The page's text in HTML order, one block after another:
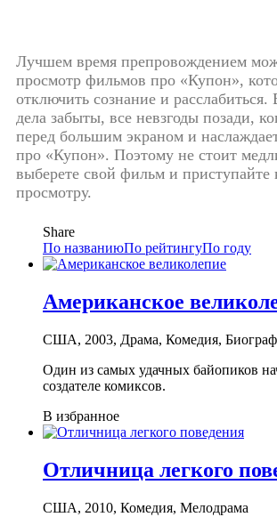
Лучшем время препровождением
просмотр фильмов про «Купон»,
отключить сознание и расслабиться.
дела забыты, все невзгоды позади,
перед большим экраном и
про «Купон». Поэтому не стоит
выберете свой фильм и приступайте
просмотру.
Share
По названиюПо рейтингуПо году
Американское
США, 2003, Драма, Комедия,
Один из самых удачных байопиков
создателе комиксов.
В избранное
Отличница лeгкого
США, 2010, Комедия, Мелодрама